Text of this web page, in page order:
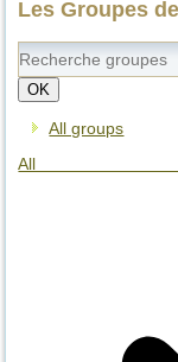
Les Groupes
OK
All groups
All